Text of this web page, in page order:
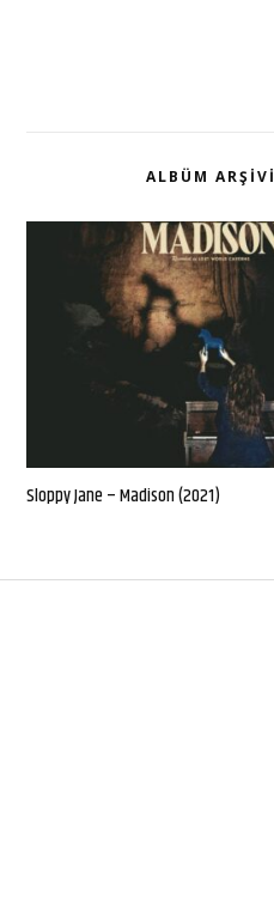
ALBÜM ARŞIVI
Sloppy Jane – Madison (2021)